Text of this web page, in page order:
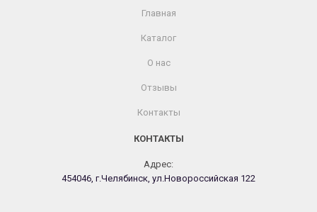
Главная
Каталог
О нас
Отзывы
Контакты
КОНТАКТЫ
Адрес:
454046, г.Челябинск, ул.Новороссийская 122